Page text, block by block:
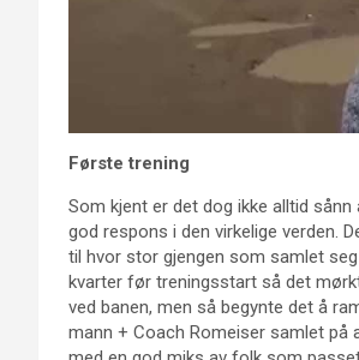
Første trening
Som kjent er det dog ikke alltid
god respons i den virkelige verden.
til hvor stor gjengen som samlet
kvarter før treningsstart så det
ved banen, men så begynte det å
mann + Coach Romeiser samlet